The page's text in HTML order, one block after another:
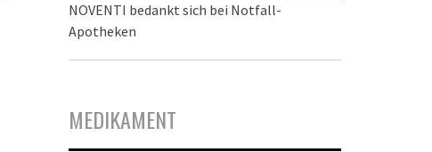
NOVENTI bedankt sich bei Notfall-
Apotheken
MEDIKAMENT